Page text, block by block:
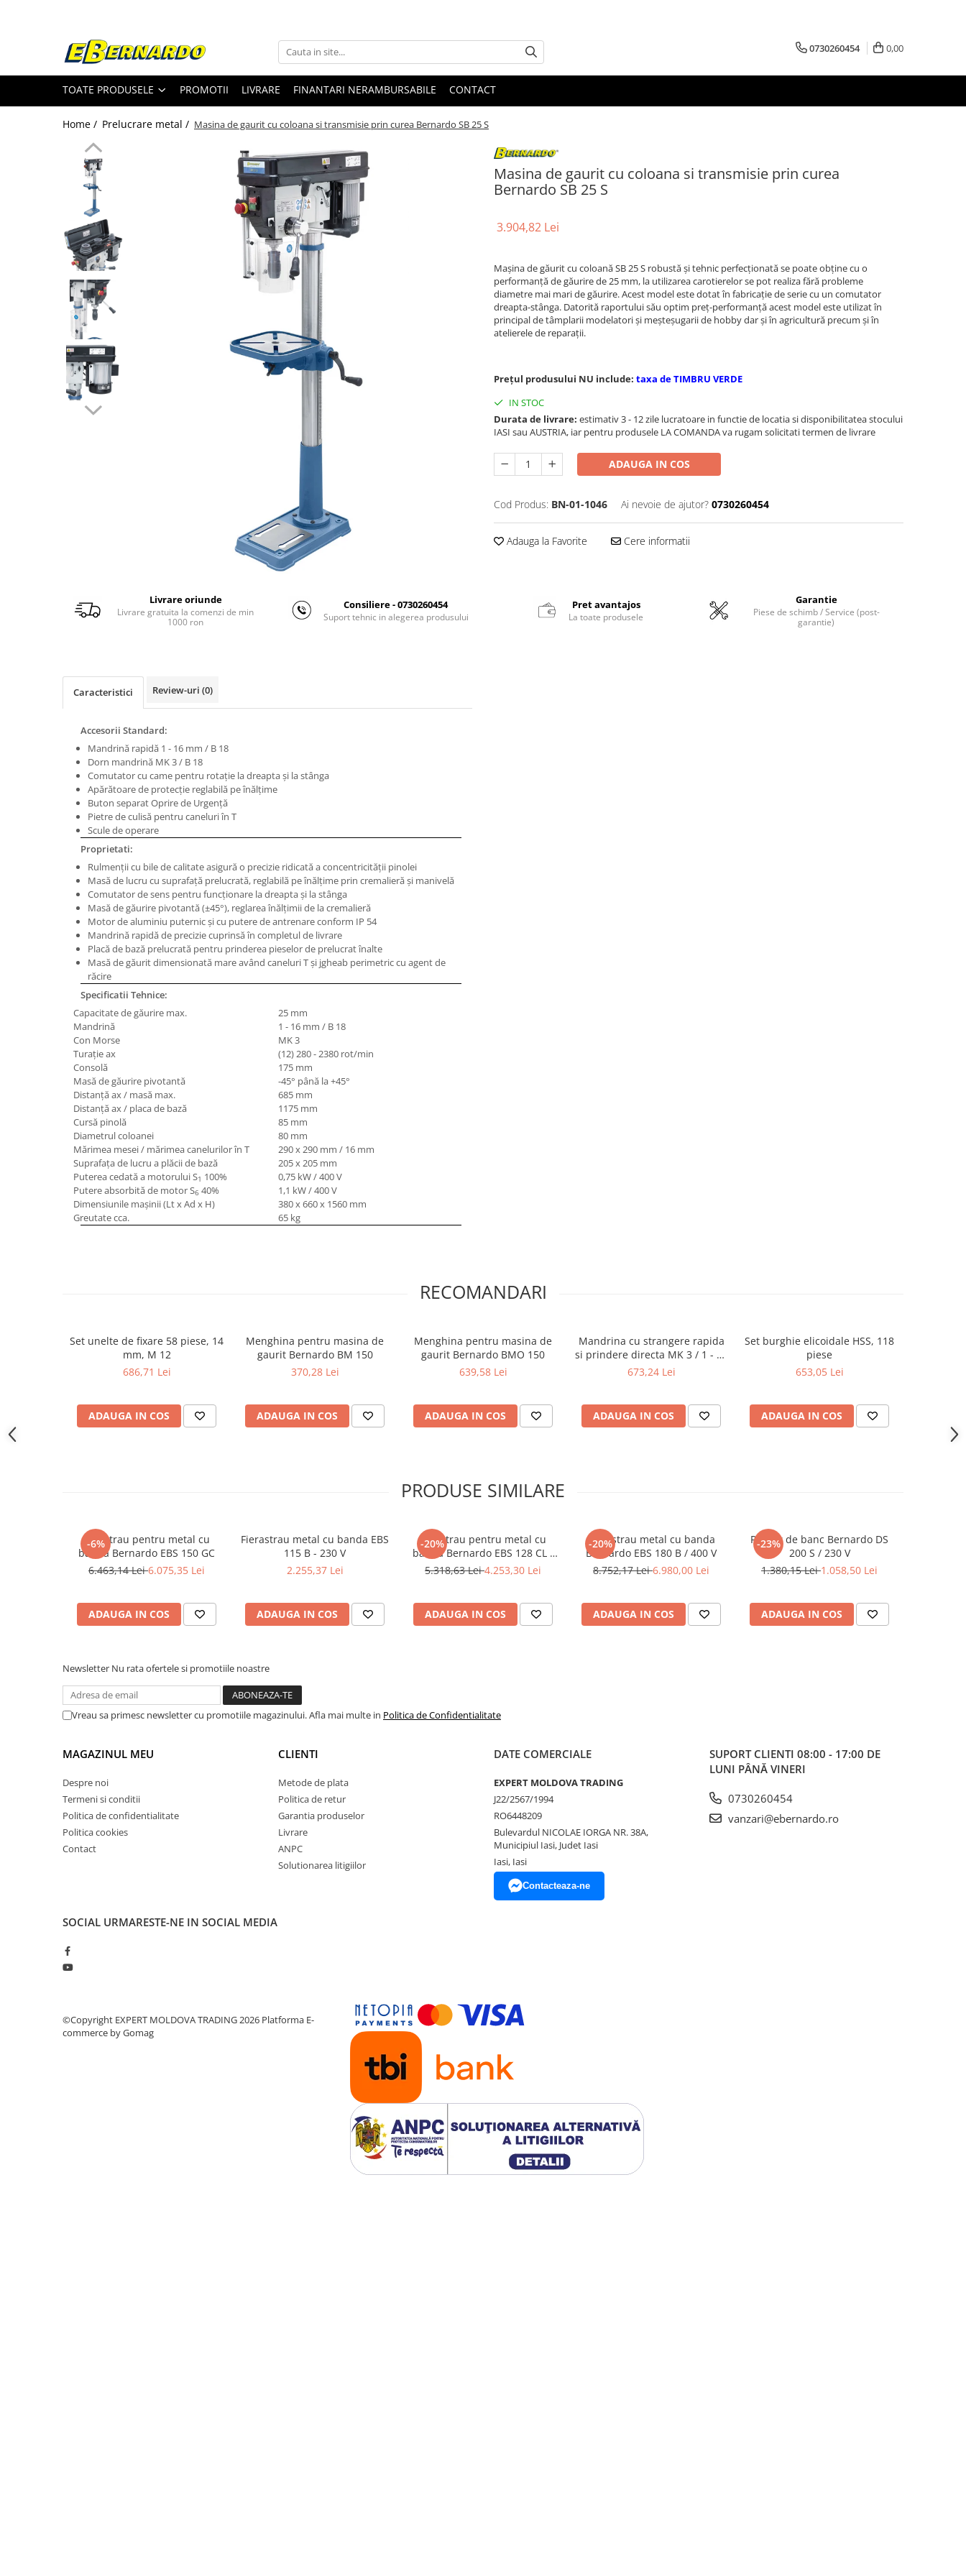
Toate Produsele
Prelucrare metal
Fierastraie pentru metal
Ferastraie mobile pentru metal
Ferastraie orizontale pentru metal
Ferastraie circulare pentru metal
Dispozitive de sudare pentru panze
Ferastraie automate cu banda si
doua coloane
Ferastraie metal cu banda si taiere
dubla semiautomate
Ferastraie prelucrare metal cu
banda si taiere dubla
Ferastraie verticale
Strunguri pentru metal
Strunguri CNC
Strunguri cu cutie de viteze
Strunguri cu surub de ghidare
Masini de gaurit cu angrenaj, masa
Masini de gaurit cu coloana si
curea de distributie
Masini de gaurit cu stand si
Masini de gaurit radiale
Masini de gaurit si frezat
Masini de gaurit cu freza
Masini de frezat universale
Centre de prelucrare verticale CNC
Masini de frezat cu batiu
Masini de frezat multifunctionale
Masini de frezat universale SERVO
Masini de frezat verticale
Masini de slefuit metal
Masini de ascutit burghie
Masini de lustruit
Masini de polizat bavuri cu perii
Masini de rectificat plan
Masini de rectificat plan
Masini de rectificat rotund
Masini de satinat
Masini de slefuit combinate
Masini de slefuit cu banda
Masini de slefuit cu disc
Masini de slefuit cu mediu umed si
Masini de slefuit cutite de gravat
Masini de tesit
Masini pentru slefuit tevi
Exhaustor pentru aschii metal
Masini de gaurit cu talpa
Accesorii prelucrare metal
Universale de strung si accesorii
Fălcile pentru 3-bacuri DK11
Fălcile pentru 4-bacuri DK12
Mandrine independente
Mandrină cu 3 fălci din otel
Mandrină cu 4 fălci din fontă
Instrumente de prindere
Dispozitive de prindere pentru
Elemente de prindere mecanică
Mese rotative / mese inclinabile /
Indicatoare înălțime
Indicator cadran / Baze magnetice
Micrometru de adancime
0730260454 0,00
TOATE PRODUSELE PROMOTII LIVRARE FINANTARI NERAMBURSABILE CONTACT
Home / Prelucrare metal / Masina de gaurit cu coloana si transmisie prin curea Bernardo SB 25 S
Masina de gaurit cu coloana si transmisie prin curea
Bernardo SB 25 S
3.904,82 Lei
Maşina de găurit cu coloană SB 25 S robustă şi tehnic perfecţionată se poate obţine cu o
performanţă de găurire de 25 mm, la utilizarea carotierelor se pot realiza fără probleme
diametre mai mari de găurire. Acest model este dotat în fabricaţie de serie cu un comutator
dreapta-stânga. Datorită raportului său optim preţ-performanţă acest model este utilizat în
principal de tâmplarii modelatori şi meşteşugarii de hobby dar şi în agricultură precum şi în
atelierele de reparaţii.
Prețul produsului NU include: taxa de TIMBRU VERDE
IN STOC
Durata de livrare: estimativ 3 - 12 zile lucratoare in functie de locatia si disponibilitatea stocului
IASI sau AUSTRIA, iar pentru produsele LA COMANDA va rugam solicitati termen de livrare
ADAUGA IN COS
Cod Produs: BN-01-1046 Ai nevoie de ajutor? 0730260454
Adauga la Favorite Cere informatii
Livrare oriunde
Livrare gratuita la comenzi de min
1000 ron
Consiliere - 0730260454
Suport tehnic in alegerea produsului
Pret avantajos
La toate produsele
Garantie
Piese de schimb / Service (post-
garantie)
Caracteristici Review-uri (0)
Accesorii Standard:
Mandrină rapidă 1 - 16 mm / B 18
Dorn mandrină MK 3 / B 18
Comutator cu came pentru rotaţie la dreapta şi la stânga
Apărătoare de protecţie reglabilă pe înălţime
Buton separat Oprire de Urgenţă
Pietre de culisă pentru caneluri în T
Scule de operare
Proprietati:
Rulmenţii cu bile de calitate asigură o precizie ridicată a concentricităţii pinolei
Masă de lucru cu suprafaţă prelucrată, reglabilă pe înălţime prin cremalieră şi manivelă
Comutator de sens pentru funcţionare la dreapta şi la stânga
Masă de găurire pivotantă (±45°), reglarea înălţimii de la cremalieră
Motor de aluminiu puternic şi cu putere de antrenare conform IP 54
Mandrină rapidă de precizie cuprinsă în completul de livrare
Placă de bază prelucrată pentru prinderea pieselor de prelucrat înalte
Masă de găurit dimensionată mare având caneluri T şi jgheab perimetric cu agent de
răcire
Specificatii Tehnice:
Capacitate de găurire max.
25 mm
Mandrină
1 - 16 mm / B 18
Con Morse
MK 3
Turaţie ax
(12) 280 - 2380 rot/min
Consolă
175 mm
Masă de găurire pivotantă
-45° până la +45°
Distanţă ax / masă max.
685 mm
Distanţă ax / placa de bază
1175 mm
Cursă pinolă
85 mm
Diametrul coloanei
80 mm
Mărimea mesei / mărimea canelurilor în T
290 x 290 mm / 16 mm
Suprafaţa de lucru a plăcii de bază
205 x 205 mm
Puterea cedată a motorului S1 100%
0,75 kW / 400 V
Putere absorbită de motor S6 40%
1,1 kW / 400 V
Dimensiunile maşinii (Lt x Ad x H)
380 x 660 x 1560 mm
Greutate cca.
65 kg
RECOMANDARI
Set unelte de fixare 58 piese, 14
mm, M 12
686,71 Lei
ADAUGA IN COS
Menghina pentru masina de
gaurit Bernardo BM 150
370,28 Lei
ADAUGA IN COS
Menghina pentru masina de
gaurit Bernardo BMO 150
639,58 Lei
ADAUGA IN COS
Mandrina cu strangere rapida
si prindere directa MK 3 / 1 - 16
mm
673,24 Lei
ADAUGA IN COS
Set burghie elicoidale HSS, 118
piese
653,05 Lei
ADAUGA IN COS
PRODUSE SIMILARE
-6%
Ferastrau pentru metal cu
banda Bernardo EBS 150 GC
6.463,14 Lei6.075,35 Lei
ADAUGA IN COS
Fierastrau metal cu banda EBS
115 B - 230 V
2.255,37 Lei
ADAUGA IN COS
-20%
Ferastrau pentru metal cu
banda Bernardo EBS 128 CL -
230 V
5.318,63 Lei4.253,30 Lei
ADAUGA IN COS
-20%
Fierastrau metal cu banda
Bernardo EBS 180 B / 400 V
8.752,17 Lei6.980,00 Lei
ADAUGA IN COS
-23%
Polizor de banc Bernardo DS
200 S / 230 V
1.380,15 Lei1.058,50 Lei
ADAUGA IN COS
Newsletter Nu rata ofertele si promotiile noastre
Vreau sa primesc newsletter cu promotiile magazinului. Afla mai multe in Politica de Confidentialitate
MAGAZINUL MEU
Despre noi
Termeni si conditii
Politica de confidentialitate
Politica cookies
Contact
CLIENTI
Metode de plata
Politica de retur
Garantia produselor
Livrare
ANPC
Solutionarea litigiilor
DATE COMERCIALE
EXPERT MOLDOVA TRADING
J22/2567/1994
RO6448209
Bulevardul NICOLAE IORGA NR. 38A,
Municipiul Iasi, Judet Iasi
Iasi, Iasi
Contacteaza-ne
SUPORT CLIENTI 08:00 - 17:00 DE
LUNI PÂNĂ VINERI
0730260454
vanzari@ebernardo.ro
SOCIAL URMARESTE-NE IN SOCIAL MEDIA
©Copyright EXPERT MOLDOVA TRADING 2026 Platforma E-
commerce by Gomag